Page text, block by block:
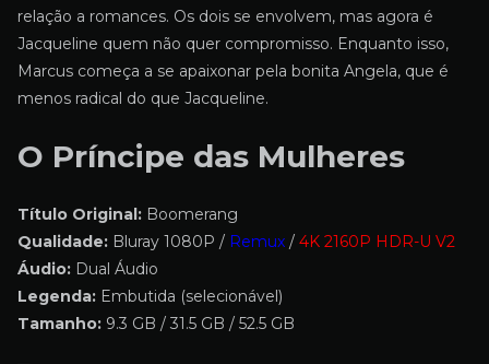
relação a romances. Os dois se envolvem, mas agora é
Jacqueline quem não quer compromisso. Enquanto isso,
Marcus começa a se apaixonar pela bonita Angela, que é
menos radical do que Jacqueline.
O Príncipe das Mulheres
Título Original: Boomerang
Qualidade: Bluray 1080P / Remux / 4K 2160P HDR-U V2
Áudio: Dual Áudio
Legenda: Embutida (selecionável)
Tamanho: 9.3 GB / 31.5 GB / 52.5 GB